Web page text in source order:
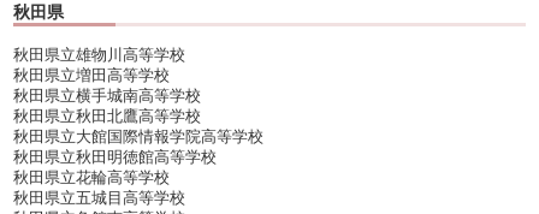
秋田県
秋田県立雄物川高等学校
秋田県立増田高等学校
秋田県立横手城南高等学校
秋田県立秋田北鷹高等学校
秋田県立大館国際情報学院高等学校
秋田県立秋田明徳館高等学校
秋田県立花輪高等学校
秋田県立五城目高等学校